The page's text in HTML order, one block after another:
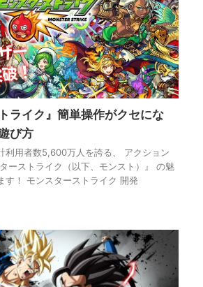
ライク』簡単操作がクセにな
び方
利用者数5,600万人を誇る、 アクション
ーストライク（以下、モンスト）』 の魅
す！ モンスターストライク 開発